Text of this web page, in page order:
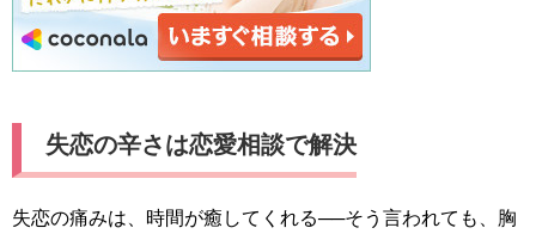
失恋の辛さは恋愛相談で解決
失恋の痛みは、時間が癒してくれる──そう言われても、胸